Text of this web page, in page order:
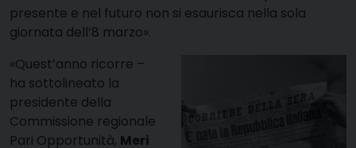
presente e nel futuro non si esaurisca nella sola
giornata dell’8 marzo».
«Quest’anno ricorre –
ha sottolineato la
presidente della
Commissione regionale
Pari Opportunità, Meri